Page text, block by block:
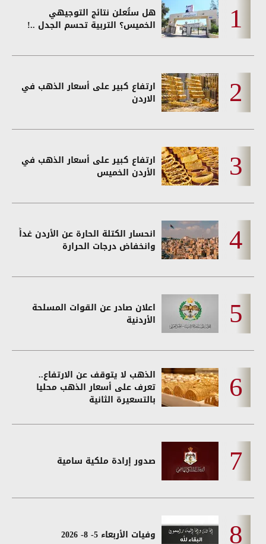
هل ستُعلن نتائج التوجيهي
الخميس؟ التربية تحسم الجدل ..!
ارتفاع كبير على أسعار الذهب في
الاردن
ارتفاع كبير على أسعار الذهب في
الأردن الخميس
انحسار الكتلة الحارة عن الأردن غداً
وانخفاض درجات الحرارة
اعلان صادر عن القوات المسلحة
الأردنية
الذهب لا يتوقف عن الارتفاع..
تعرف على أسعار الذهب محليا
بالتسعيرة الثانية
صدور إرادة ملكية سامية
وفيات الأربعاء 5- 8- 2026